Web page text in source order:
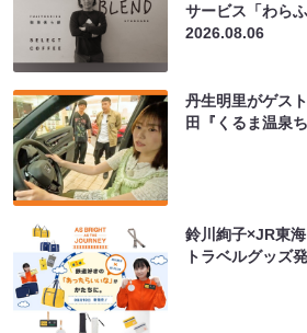
サービス「わら
2026.08.06
丹生明里がゲス
田『くるま温泉
鈴川絢子×JR東
トラベルグッズ